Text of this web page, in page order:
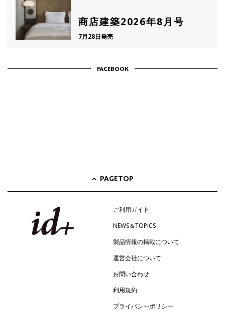
商店建築2026年8月号
7月28日発売
FACEBOOK
PAGETOP
ご利用ガイド
NEWS＆TOPICS
製品情報の掲載について
運営会社について
お問い合わせ
利用規約
プライバシーポリシー